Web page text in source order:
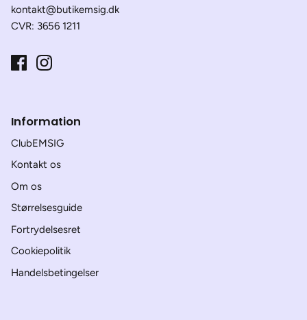
kontakt@butikemsig.dk
CVR: 3656 1211
Information
ClubEMSIG
Kontakt os
Om os
Størrelsesguide
Fortrydelsesret
Cookiepolitik
Handelsbetingelser